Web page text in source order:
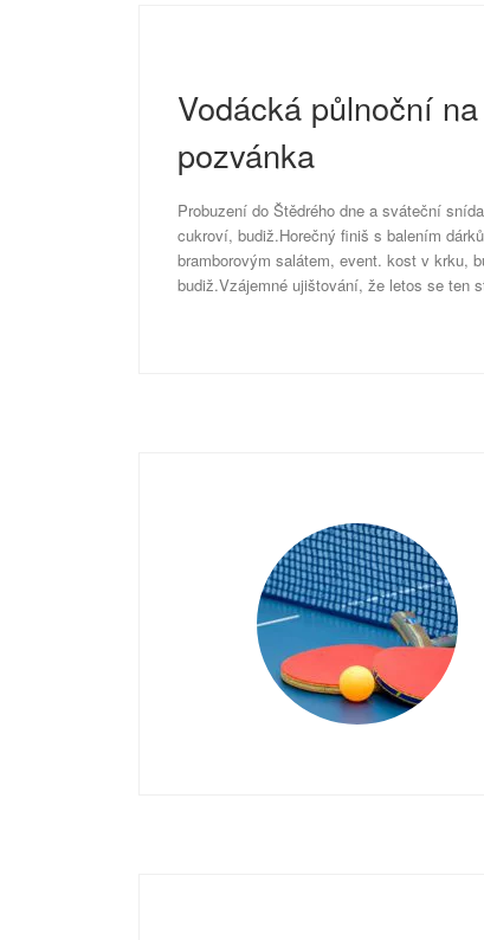
Vodácká půlnoční
pozvánka
Probuzení do Štědrého dne a sváteční
cukroví, budiž.Horečný finiš s balením
bramborovým salátem, event. kost v krku,
budiž.Vzájemné ujištování, že letos se ten